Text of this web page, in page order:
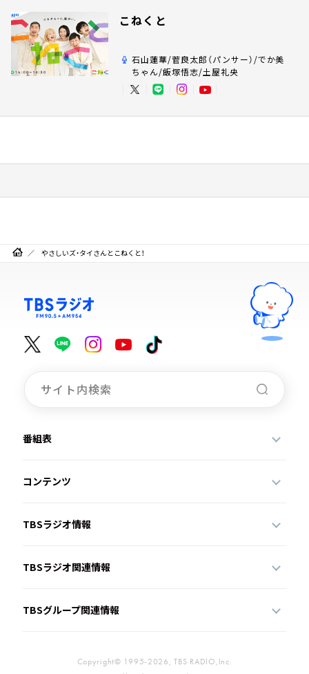
こねくと
石山蓮華/菅良太郎（パンサー）/でか美
ちゃん/飯塚悟志/土屋礼央
やさしいズ・タイさんとこねくと！
番組表
コンテンツ
TBSラジオ情報
TBSラジオ関連情報
TBSグループ関連情報
Copyright© 1995-2026, TBS RADIO,Inc.